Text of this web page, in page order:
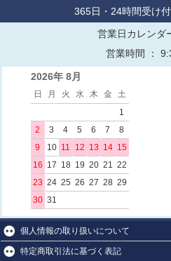
365日・24時間受け
営業日カレンダ
営業時間 ：
2026年 8月
日 月 火 水 木 金
土
1
2
3 4 5 6 7
8
9
10 11 12 13 14 15
16 17 18 19 20 21 22
23 24 25 26 27 28 29
30 31
個人情報の取り扱いについて
特定商取引法に基づく表記